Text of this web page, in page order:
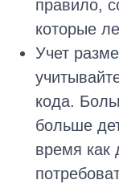
правило,
которые
Учет
кода.
больше
время как